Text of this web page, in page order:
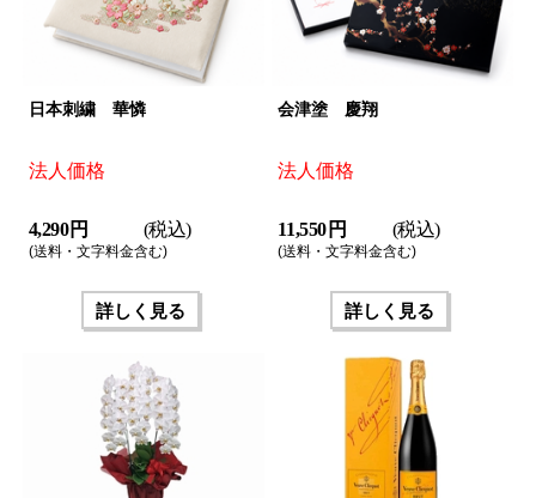
日本刺繍 華憐
法人価格
4,290 円 (税込)
(送料・文字料金含む)
詳しく見る
会津塗 慶翔
法人価格
11,550 円 (税込)
(送料・文字料金含む)
詳しく見る